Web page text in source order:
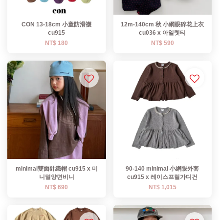
CON 13-18cm 小童防滑襪
cu915
NT$ 180
12m-140cm 秋 小網眼碎花上衣
cu036 x 아일렛티
NT$ 590
minimal雙面針織帽 cu915 x 미
니멀양면비니
NT$ 690
90-140 minimal 小網眼外套
cu915 x 레이스프릴가디건
NT$ 1,015